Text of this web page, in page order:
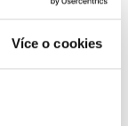
Více o cookies